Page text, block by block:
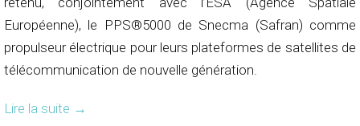
Européenne), le PPS®5000 de Snecma (Safran) comme
propulseur électrique pour leurs plateformes de satellites de
télécommunication de nouvelle génération.
Lire la suite →